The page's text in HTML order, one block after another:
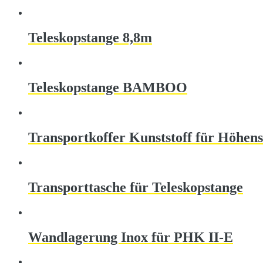
Teleskopstange 8,8m
Teleskopstange BAMBOO
Transportkoffer Kunststoff für
Transporttasche für Teleskopstange
Wandlagerung Inox für PHK II-E